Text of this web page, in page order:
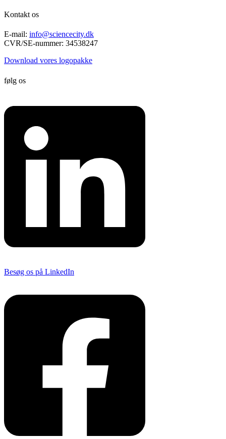
Kontakt os
E-mail: info@sciencecity.dk
CVR/SE-nummer: 34538247
Download vores logopakke
følg os
Besøg os på LinkedIn